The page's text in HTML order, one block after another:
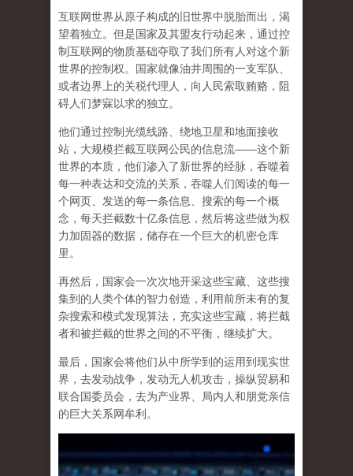
互联网世界从原子构成的旧世界中脱胎而出，渴
望着独立。但是国家及其盟友行动起来，通过控
制互联网的物质基础夺取了我们所有人对这个新
世界的控制权。国家就像油井周围的一支军队、
或者边界上的关税代理人，向人民索取贿赂，阻
碍人们梦寐以求的独立。
他们通过控制光缆线路、绕地卫星和地面接收
站，大规模拦截互联网公民的信息流——这个新
世界的本质，他们渗入了新世界的经脉，吞噬着
每一种表达和交流的关系，吞噬人们阅读的每一
个网页、发送的每一条信息、搜索的每一个概
念，每天拦截数十亿条信息，然后将这些做为权
力加固器的数据，储存在一个巨大的机密仓库
里。
再然后，国家会一次次地开采这些宝藏、这些搜
集到的人类个体的智力创造，利用前所未有的复
杂搜索和模式发现算法，充实这些宝藏，将拦截
者和被拦截的世界之间的不平衡，继续扩大。
最后， 国家会将他们从中所学到的运用到现实世
界，去发动战争，发动无人机攻击，操纵贸易和
联合国委员会，去为产业界、局内人和朋党亲信
的巨大关系网牟利。